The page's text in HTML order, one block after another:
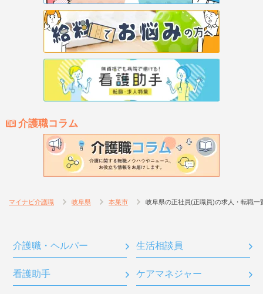
介護職コラム
マイナビ介護職 岐阜県 本巣市 岐阜県の正社員(正職員)の求人・転職一
介護職・ヘルパー 生活相談員
看護助手 ケアマネジャー